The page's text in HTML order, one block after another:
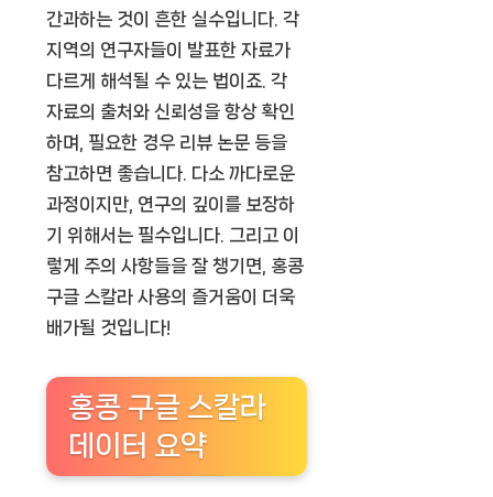
간과하는 것이 흔한 실수입니다. 각
지역의 연구자들이 발표한 자료가
다르게 해석될 수 있는 법이죠. 각
자료의 출처와 신뢰성을 항상 확인
하며, 필요한 경우 리뷰 논문 등을
참고하면 좋습니다. 다소 까다로운
과정이지만, 연구의 깊이를 보장하
기 위해서는 필수입니다. 그리고 이
렇게 주의 사항들을 잘 챙기면, 홍콩
구글 스칼라 사용의 즐거움이 더욱
배가될 것입니다!
홍콩 구글 스칼라
데이터 요약